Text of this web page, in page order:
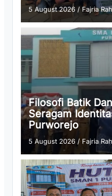
5 August 2026 /Fajria
Filosofi Batik
Seragam
Purworejo
5 August 2026 / Fajria